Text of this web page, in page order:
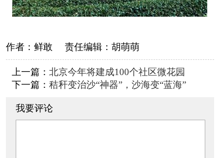
作者： 鲜敢 责任编辑： 胡萌萌
上一篇： 北京今年将建成100个社区微花园
下一篇： 秸秆变治沙“神器”，沙海变“蓝海”
我要评论